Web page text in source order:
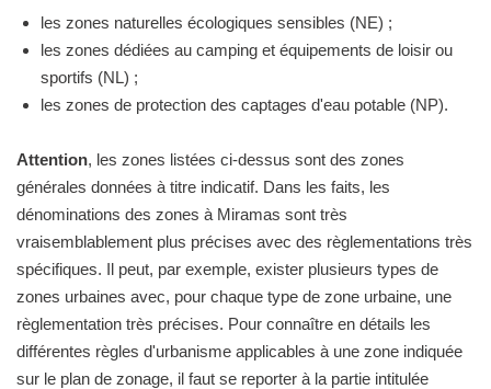
les zones naturelles écologiques sensibles (NE) ;
les zones dédiées au camping et équipements de loisir ou
sportifs (NL) ;
les zones de protection des captages d'eau potable (NP).
Attention, les zones listées ci-dessus sont des zones
générales données à titre indicatif. Dans les faits, les
dénominations des zones à Miramas sont très
vraisemblablement plus précises avec des règlementations très
spécifiques. Il peut, par exemple, exister plusieurs types de
zones urbaines avec, pour chaque type de zone urbaine, une
règlementation très précises. Pour connaître en détails les
différentes règles d'urbanisme applicables à une zone indiquée
sur le plan de zonage, il faut se reporter à la partie intitulée